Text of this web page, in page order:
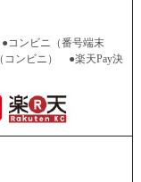
ンビニ（番号端末
コンビニ） ●楽天Pay決